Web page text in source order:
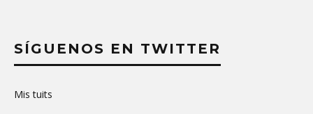
SÍGUENOS EN TWITTER
Mis tuits